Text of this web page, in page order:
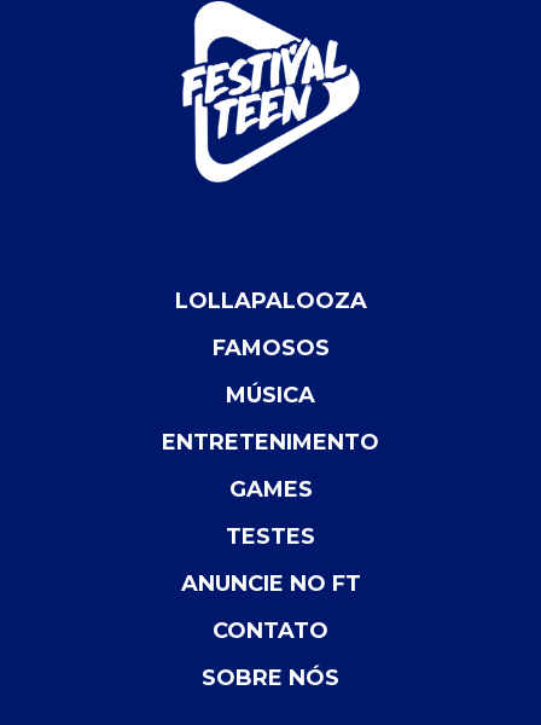
LOLLAPALOOZA
FAMOSOS
MÚSICA
ENTRETENIMENTO
GAMES
TESTES
ANUNCIE NO FT
CONTATO
SOBRE NÓS